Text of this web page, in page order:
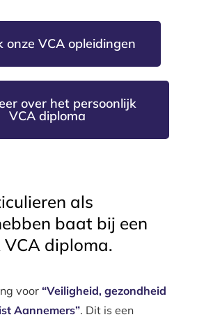
onze VCA opleidingen
over het persoonlijk
VCA diploma
als
baat bij een
diploma.
voor “Veiligheid, gezondheid
Aannemers”. Dit is een